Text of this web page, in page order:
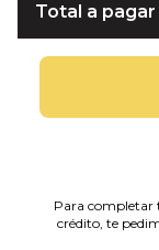
Total a pagar
Para completar
crédito, te